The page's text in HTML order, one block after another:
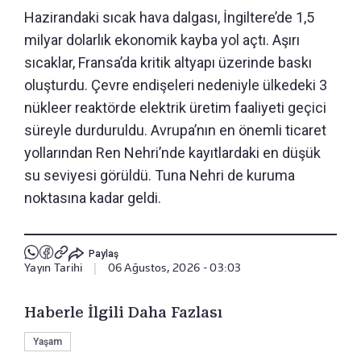
Hazirandaki sıcak hava dalgası, İngiltere’de 1,5
milyar dolarlık ekonomik kayba yol açtı. Aşırı
sıcaklar, Fransa’da kritik altyapı üzerinde baskı
oluşturdu. Çevre endişeleri nedeniyle ülkedeki 3
nükleer reaktörde elektrik üretim faaliyeti geçici
süreyle durduruldu. Avrupa’nın en önemli ticaret
yollarından Ren Nehri’nde kayıtlardaki en düşük
su seviyesi görüldü. Tuna Nehri de kuruma
noktasına kadar geldi.
Paylaş
Yayın Tarihi 06 Ağustos, 2026 - 03:03
Haberle İlgili Daha Fazlası
Yaşam